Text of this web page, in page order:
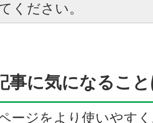
ください。
事に気になるこ
ージをより使いやす